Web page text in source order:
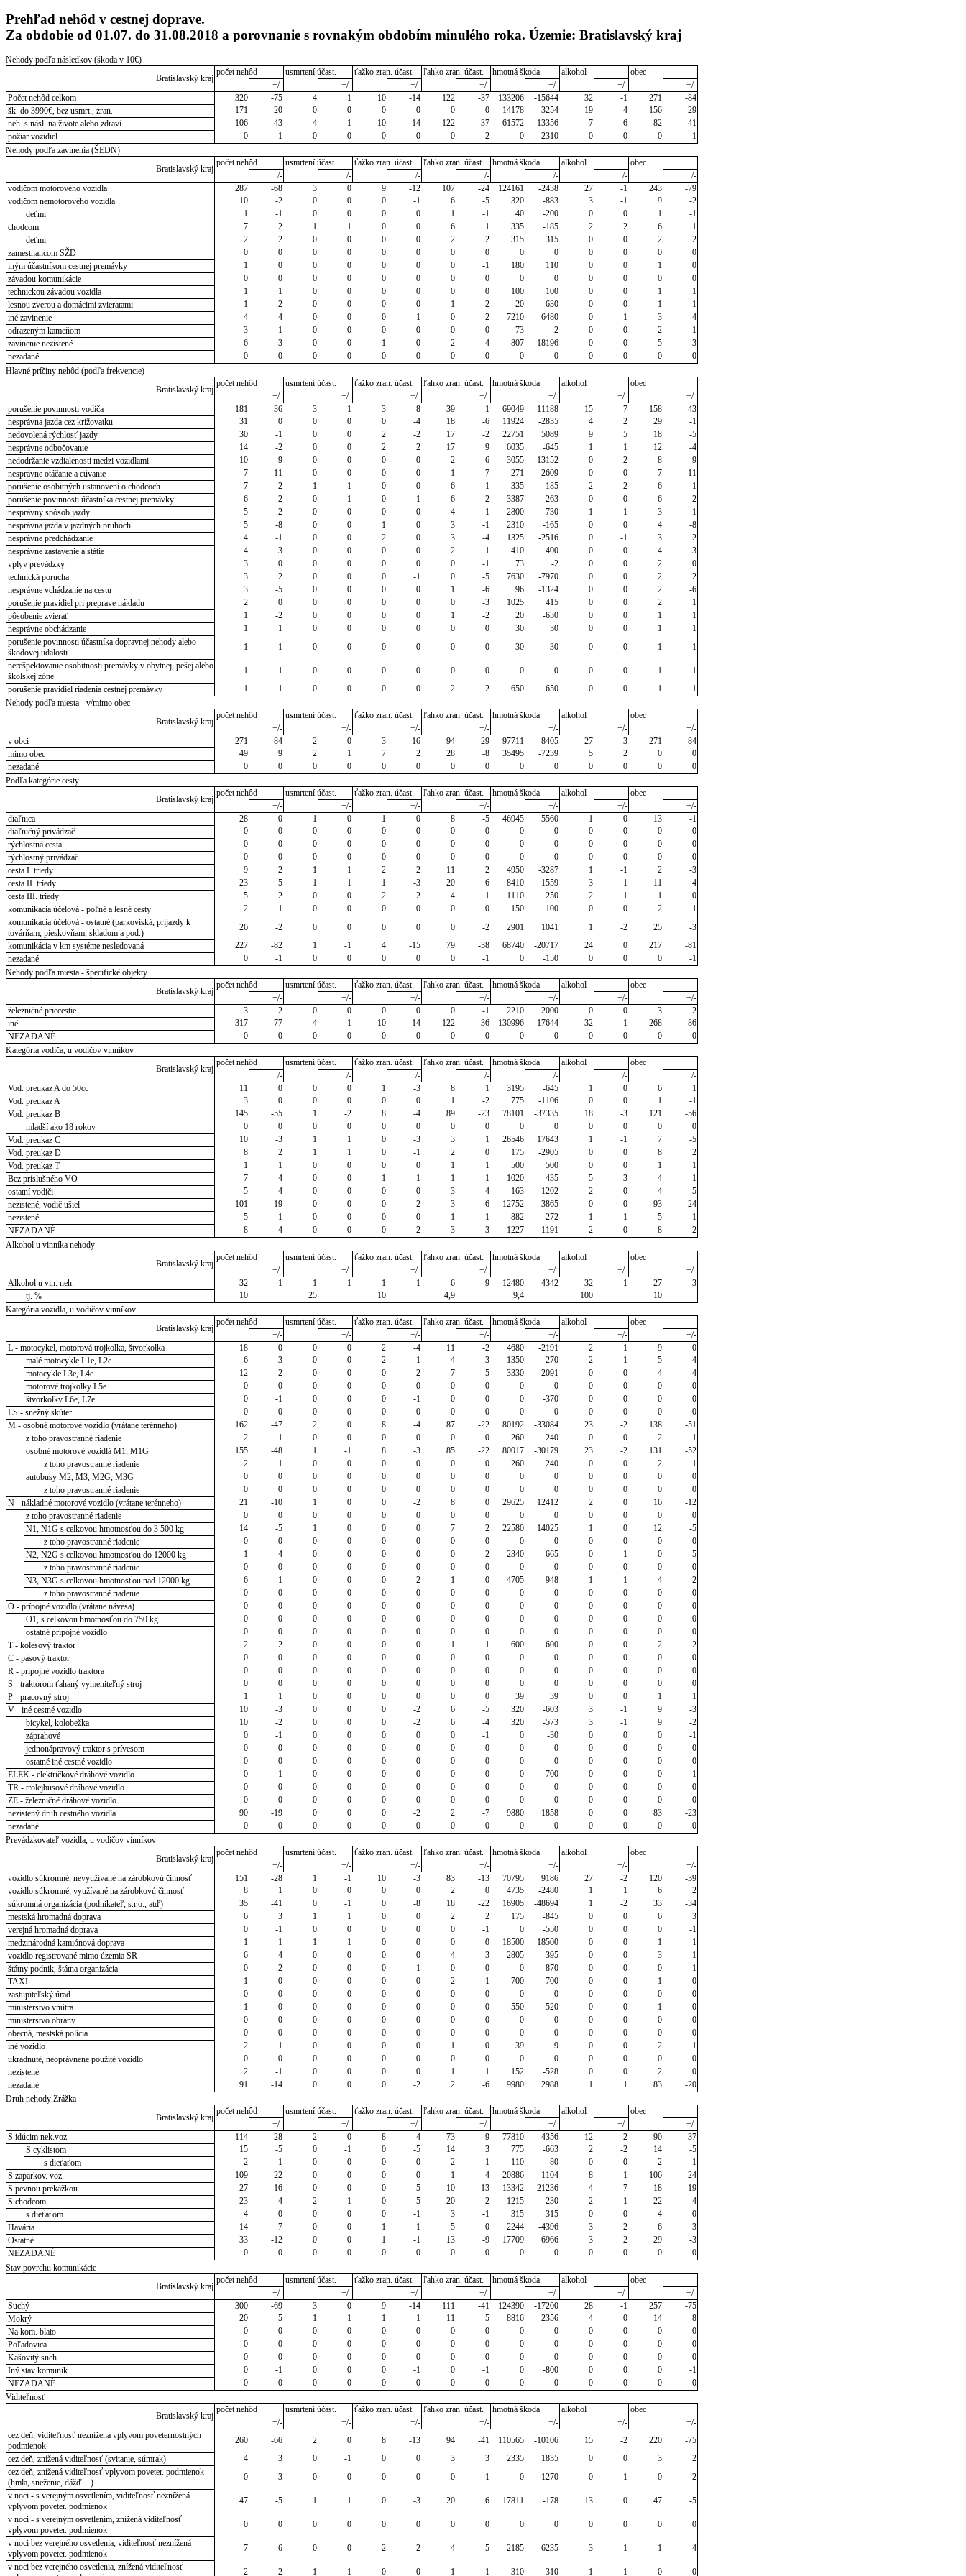
Prehľad nehôd v cestnej doprave.
Za obdobie od 01.07. do 31.08.2018 a porovnanie s rovnakým obdobím minulého roka. Územie: Bratislavský kraj
Nehody podľa následkov (škoda v 10€)
Bratislavský kraj
počet nehôd usmrtení účast. ťažko zran. účast. ľahko zran. účast. hmotná škoda alkohol
obec
+/-
+/- +/- +/- +/- +/-
+/-
Počet nehôd celkom
320 -75 4 1 10 -14 122 -37 133206 -15644 32 -1 271
-84
šk. do 3990€, bez usmrt., zran.
171 -20 0 0 0 0 0 0 14178 -3254 19 4 156
-29
neh. s násl. na živote alebo zdraví
106 -43 4 1 10 -14 122 -37 61572 -13356 7 -6 82
-41
požiar vozidiel
0 -1 0 0 0 0 0 -2 0 -2310 0 0 0
-1
Nehody podľa zavinenia (ŠEDN)
Bratislavský kraj
počet nehôd usmrtení účast. ťažko zran. účast. ľahko zran. účast. hmotná škoda alkohol
obec
+/-
+/- +/- +/- +/- +/-
+/-
vodičom motorového vozidla
287 -68 3 0 9 -12 107 -24 124161 -2438 27 -1 243
-79
vodičom nemotorového vozidla
10 -2 0 0 0 -1 6 -5 320 -883 3 -1 9
-2
deťmi
1 -1 0 0 0 0 1 -1 40 -200 0 0 1
-1
chodcom
7 2 1 1 0 0 6 1 335 -185 2 2 6
1
deťmi
2 2 0 0 0 0 2 2 315 315 0 0 2
2
zamestnancom SŽD
0 0 0 0 0 0 0 0 0 0 0 0 0
0
iným účastníkom cestnej premávky
1 0 0 0 0 0 0 -1 180 110 0 0 1
0
závadou komunikácie
0 0 0 0 0 0 0 0 0 0 0 0 0
0
technickou závadou vozidla
1 1 0 0 0 0 0 0 100 100 0 0 1
1
lesnou zverou a domácimi zvieratami
1 -2 0 0 0 0 1 -2 20 -630 0 0 1
1
iné zavinenie
4 -4 0 0 0 -1 0 -2 7210 6480 0 -1 3
-4
odrazeným kameňom
3 1 0 0 0 0 0 0 73 -2 0 0 2
1
zavinenie nezistené
6 -3 0 0 1 0 2 -4 807 -18196 0 0 5
-3
nezadané
0 0 0 0 0 0 0 0 0 0 0 0 0
0
Hlavné príčiny nehôd (podľa frekvencie)
Bratislavský kraj
počet nehôd usmrtení účast. ťažko zran. účast. ľahko zran. účast. hmotná škoda alkohol
obec
+/-
+/- +/- +/- +/- +/-
+/-
porušenie povinnosti vodiča
181 -36 3 1 3 -8 39 -1 69049 11188 15 -7 158
-43
nesprávna jazda cez križovatku
31 0 0 0 0 -4 18 -6 11924 -2835 4 2 29
-1
nedovolená rýchlosť jazdy
30 -1 0 0 2 -2 17 -2 22751 5089 9 5 18
-5
nesprávne odbočovanie
14 -2 0 0 2 2 17 9 6035 -645 1 1 12
-4
nedodržanie vzdialenosti medzi vozidlami
10 -9 0 0 0 0 2 -6 3055 -13152 0 -2 8
-9
nesprávne otáčanie a cúvanie
7 -11 0 0 0 0 1 -7 271 -2609 0 0 7
-11
porušenie osobitných ustanovení o chodcoch
7 2 1 1 0 0 6 1 335 -185 2 2 6
1
porušenie povinnosti účastníka cestnej premávky
6 -2 0 -1 0 -1 6 -2 3387 -263 0 0 6
-2
nesprávny spôsob jazdy
5 2 0 0 0 0 4 1 2800 730 1 1 3
1
nesprávna jazda v jazdných pruhoch
5 -8 0 0 1 0 3 -1 2310 -165 0 0 4
-8
nesprávne predchádzanie
4 -1 0 0 2 0 3 -4 1325 -2516 0 -1 3
2
nesprávne zastavenie a státie
4 3 0 0 0 0 2 1 410 400 0 0 4
3
vplyv prevádzky
3 0 0 0 0 0 0 -1 73 -2 0 0 2
0
technická porucha
3 2 0 0 0 -1 0 -5 7630 -7970 0 0 2
2
nesprávne vchádzanie na cestu
3 -5 0 0 0 0 1 -6 96 -1324 0 0 2
-6
porušenie pravidiel pri preprave nákladu
2 0 0 0 0 0 0 -3 1025 415 0 0 2
1
pôsobenie zvierať
1 -2 0 0 0 0 1 -2 20 -630 0 0 1
1
nesprávne obchádzanie
1 1 0 0 0 0 0 0 30 30 0 0 1
1
porušenie povinnosti účastníka dopravnej nehody alebo
škodovej udalosti
1 1 0 0 0 0 0 0 30 30 0 0 1
1
nerešpektovanie osobitnosti premávky v obytnej, pešej alebo
školskej zóne
1 1 0 0 0 0 0 0 0 0 0 0 1
1
porušenie pravidiel riadenia cestnej premávky
1 1 0 0 0 0 2 2 650 650 0 0 1
1
Nehody podľa miesta - v/mimo obec
Bratislavský kraj
počet nehôd usmrtení účast. ťažko zran. účast. ľahko zran. účast. hmotná škoda alkohol
obec
+/-
+/- +/- +/- +/- +/-
+/-
v obci
271 -84 2 0 3 -16 94 -29 97711 -8405 27 -3 271
-84
mimo obec
49 9 2 1 7 2 28 -8 35495 -7239 5 2 0
0
nezadané
0 0 0 0 0 0 0 0 0 0 0 0 0
0
Podľa kategórie cesty
Bratislavský kraj
počet nehôd usmrtení účast. ťažko zran. účast. ľahko zran. účast. hmotná škoda alkohol
obec
+/-
+/- +/- +/- +/- +/-
+/-
diaľnica
28 0 1 0 1 0 8 -5 46945 5560 1 0 13
-1
diaľničný privádzač
0 0 0 0 0 0 0 0 0 0 0 0 0
0
rýchlostná cesta
0 0 0 0 0 0 0 0 0 0 0 0 0
0
rýchlostný privádzač
0 0 0 0 0 0 0 0 0 0 0 0 0
0
cesta I. triedy
9 2 1 1 2 2 11 2 4950 -3287 1 -1 2
-3
cesta II. triedy
23 5 1 1 1 -3 20 6 8410 1559 3 1 11
4
cesta III. triedy
5 2 0 0 2 2 4 1 1110 250 2 1 1
0
komunikácia účelová - poľné a lesné cesty
2 1 0 0 0 0 0 0 150 100 0 0 2
1
komunikácia účelová - ostatné (parkoviská, príjazdy k
továrňam, pieskovňam, skladom a pod.)
26 -2 0 0 0 0 0 -2 2901 1041 1 -2 25
-3
komunikácia v km systéme nesledovaná
227 -82 1 -1 4 -15 79 -38 68740 -20717 24 0 217
-81
nezadané
0 -1 0 0 0 0 0 -1 0 -150 0 0 0
-1
Nehody podľa miesta - špecifické objekty
Bratislavský kraj
počet nehôd usmrtení účast. ťažko zran. účast. ľahko zran. účast. hmotná škoda alkohol
obec
+/-
+/- +/- +/- +/- +/-
+/-
železničné priecestie
3 2 0 0 0 0 0 -1 2210 2000 0 0 3
2
iné
317 -77 4 1 10 -14 122 -36 130996 -17644 32 -1 268
-86
NEZADANÉ
0 0 0 0 0 0 0 0 0 0 0 0 0
0
Kategória vodiča, u vodičov vinníkov
Bratislavský kraj
počet nehôd usmrtení účast. ťažko zran. účast. ľahko zran. účast. hmotná škoda alkohol
obec
+/-
+/- +/- +/- +/- +/-
+/-
Vod. preukaz A do 50cc
11 0 0 0 1 -3 8 1 3195 -645 1 0 6
1
Vod. preukaz A
3 0 0 0 0 0 1 -2 775 -1106 0 0 1
-1
Vod. preukaz B
145 -55 1 -2 8 -4 89 -23 78101 -37335 18 -3 121
-56
mladší ako 18 rokov
0 0 0 0 0 0 0 0 0 0 0 0 0
0
Vod. preukaz C
10 -3 1 1 0 -3 3 1 26546 17643 1 -1 7
-5
Vod. preukaz D
8 2 1 1 0 -1 2 0 175 -2905 0 0 8
2
Vod. preukaz T
1 1 0 0 0 0 1 1 500 500 0 0 1
1
Bez príslušného VO
7 4 0 0 1 1 1 -1 1020 435 5 3 4
1
ostatní vodiči
5 -4 0 0 0 0 3 -4 163 -1202 2 0 4
-5
nezistené, vodič ušiel
101 -19 0 0 0 -2 3 -6 12752 3865 0 0 93
-24
nezistené
5 1 0 0 0 0 1 1 882 272 1 -1 5
1
NEZADANÉ
8 -4 0 0 0 -2 3 -3 1227 -1191 2 0 8
-2
Alkohol u vinníka nehody
Bratislavský kraj
počet nehôd usmrtení účast. ťažko zran. účast. ľahko zran. účast. hmotná škoda alkohol
obec
+/-
+/- +/- +/- +/- +/-
+/-
Alkohol u vin. neh.
32 -1 1 1 1 1 6 -9 12480 4342 32 -1 27
-3
tj. %
10 25 10 4,9 9,4 100
10
Kategória vozidla, u vodičov vinníkov
Bratislavský kraj
počet nehôd usmrtení účast. ťažko zran. účast. ľahko zran. účast. hmotná škoda alkohol
obec
+/-
+/- +/- +/- +/- +/-
+/-
L - motocykel, motorová trojkolka, štvorkolka
18 0 0 0 2 -4 11 -2 4680 -2191 2 1 9
0
malé motocykle L1e, L2e
6 3 0 0 2 -1 4 3 1350 270 2 1 5
4
motocykle L3e, L4e
12 -2 0 0 0 -2 7 -5 3330 -2091 0 0 4
-4
motorové trojkolky L5e
0 0 0 0 0 0 0 0 0 0 0 0 0
0
štvorkolky L6e, L7e
0 -1 0 0 0 -1 0 0 0 -370 0 0 0
0
LS - snežný skúter
0 0 0 0 0 0 0 0 0 0 0 0 0
0
M - osobné motorové vozidlo (vrátane terénneho)
162 -47 2 0 8 -4 87 -22 80192 -33084 23 -2 138
-51
z toho pravostranné riadenie
2 1 0 0 0 0 0 0 260 240 0 0 2
1
osobné motorové vozidlá M1, M1G
155 -48 1 -1 8 -3 85 -22 80017 -30179 23 -2 131
-52
z toho pravostranné riadenie
2 1 0 0 0 0 0 0 260 240 0 0 2
1
autobusy M2, M3, M2G, M3G
0 0 0 0 0 0 0 0 0 0 0 0 0
0
z toho pravostranné riadenie
0 0 0 0 0 0 0 0 0 0 0 0 0
0
N - nákladné motorové vozidlo (vrátane terénneho)
21 -10 1 0 0 -2 8 0 29625 12412 2 0 16
-12
z toho pravostranné riadenie
0 0 0 0 0 0 0 0 0 0 0 0 0
0
N1, N1G s celkovou hmotnosťou do 3 500 kg
14 -5 1 0 0 0 7 2 22580 14025 1 0 12
-5
z toho pravostranné riadenie
0 0 0 0 0 0 0 0 0 0 0 0 0
0
N2, N2G s celkovou hmotnosťou do 12000 kg
1 -4 0 0 0 0 0 -2 2340 -665 0 -1 0
-5
z toho pravostranné riadenie
0 0 0 0 0 0 0 0 0 0 0 0 0
0
N3, N3G s celkovou hmotnosťou nad 12000 kg
6 -1 0 0 0 -2 1 0 4705 -948 1 1 4
-2
z toho pravostranné riadenie
0 0 0 0 0 0 0 0 0 0 0 0 0
0
O - prípojné vozidlo (vrátane návesa)
0 0 0 0 0 0 0 0 0 0 0 0 0
0
O1, s celkovou hmotnosťou do 750 kg
0 0 0 0 0 0 0 0 0 0 0 0 0
0
ostatné prípojné vozidlo
0 0 0 0 0 0 0 0 0 0 0 0 0
0
T - kolesový traktor
2 2 0 0 0 0 1 1 600 600 0 0 2
2
C - pásový traktor
0 0 0 0 0 0 0 0 0 0 0 0 0
0
R - prípojné vozidlo traktora
0 0 0 0 0 0 0 0 0 0 0 0 0
0
S - traktorom ťahaný vymeniteľný stroj
0 0 0 0 0 0 0 0 0 0 0 0 0
0
P - pracovný stroj
1 1 0 0 0 0 0 0 39 39 0 0 1
1
V - iné cestné vozidlo
10 -3 0 0 0 -2 6 -5 320 -603 3 -1 9
-3
bicykel, kolobežka
10 -2 0 0 0 -2 6 -4 320 -573 3 -1 9
-2
záprahové
0 -1 0 0 0 0 0 -1 0 -30 0 0 0
-1
jednonápravový traktor s prívesom
0 0 0 0 0 0 0 0 0 0 0 0 0
0
ostatné iné cestné vozidlo
0 0 0 0 0 0 0 0 0 0 0 0 0
0
ELEK - električkové dráhové vozidlo
0 -1 0 0 0 0 0 0 0 -700 0 0 0
-1
TR - trolejbusové dráhové vozidlo
0 0 0 0 0 0 0 0 0 0 0 0 0
0
ZE - železničné dráhové vozidlo
0 0 0 0 0 0 0 0 0 0 0 0 0
0
nezistený druh cestného vozidla
90 -19 0 0 0 -2 2 -7 9880 1858 0 0 83
-23
nezadané
0 0 0 0 0 0 0 0 0 0 0 0 0
0
Prevádzkovateľ vozidla, u vodičov vinníkov
Bratislavský kraj
počet nehôd usmrtení účast. ťažko zran. účast. ľahko zran. účast. hmotná škoda alkohol
obec
+/-
+/- +/- +/- +/- +/-
+/-
vozidlo súkromné, nevyužívané na zárobkovú činnosť
151 -28 1 -1 10 -3 83 -13 70795 9186 27 -2 120
-39
vozidlo súkromné, využívané na zárobkovú činnosť
8 1 0 0 0 0 2 0 4735 -2480 1 1 6
2
súkromná organizácia (podnikateľ, s.r.o., atď)
35 -41 0 -1 0 -8 18 -22 16905 -48694 1 -2 33
-34
mestská hromadná doprava
6 3 1 1 0 0 2 2 175 -845 0 0 6
3
verejná hromadná doprava
0 -1 0 0 0 0 0 -1 0 -550 0 0 0
-1
medzinárodná kamiónová doprava
1 1 1 1 0 0 0 0 18500 18500 0 0 1
1
vozidlo registrované mimo územia SR
6 4 0 0 0 0 4 3 2805 395 0 0 3
1
štátny podnik, štátna organizácia
0 -2 0 0 0 -1 0 0 0 -870 0 0 0
-1
TAXI
1 0 0 0 0 0 2 1 700 700 0 0 1
0
zastupiteľský úrad
0 0 0 0 0 0 0 0 0 0 0 0 0
0
ministerstvo vnútra
1 0 0 0 0 0 0 0 550 520 0 0 1
0
ministerstvo obrany
0 0 0 0 0 0 0 0 0 0 0 0 0
0
obecná, mestská polícia
0 0 0 0 0 0 0 0 0 0 0 0 0
0
iné vozidlo
2 1 0 0 0 0 1 0 39 9 0 0 2
1
ukradnuté, neoprávnene použité vozidlo
0 0 0 0 0 0 0 0 0 0 0 0 0
0
nezistené
2 -1 0 0 0 0 1 1 152 -528 0 0 2
0
nezadané
91 -14 0 0 0 -2 2 -6 9980 2988 1 1 83
-20
Druh nehody Zrážka
Bratislavský kraj
počet nehôd usmrtení účast. ťažko zran. účast. ľahko zran. účast. hmotná škoda alkohol
obec
+/-
+/- +/- +/- +/- +/-
+/-
S idúcim nek.voz.
114 -28 2 0 8 -4 73 -9 77810 4356 12 2 90
-37
S cyklistom
15 -5 0 -1 0 -5 14 3 775 -663 2 -2 14
-5
s dieťaťom
2 1 0 0 0 0 2 1 110 80 0 0 2
1
S zaparkov. voz.
109 -22 0 0 0 0 1 -4 20886 -1104 8 -1 106
-24
S pevnou prekážkou
27 -16 0 0 0 -5 10 -13 13342 -21236 4 -7 18
-19
S chodcom
23 -4 2 1 0 -5 20 -2 1215 -230 2 1 22
-4
s dieťaťom
4 0 0 0 0 -1 3 -1 315 315 0 0 4
0
Havária
14 7 0 0 1 1 5 0 2244 -4396 3 2 6
3
Ostatné
33 -12 0 0 1 -1 13 -9 17709 6966 3 2 29
-3
NEZADANÉ
0 0 0 0 0 0 0 0 0 0 0 0 0
0
Stav povrchu komunikácie
Bratislavský kraj
počet nehôd usmrtení účast. ťažko zran. účast. ľahko zran. účast. hmotná škoda alkohol
obec
+/-
+/- +/- +/- +/- +/-
+/-
Suchý
300 -69 3 0 9 -14 111 -41 124390 -17200 28 -1 257
-75
Mokrý
20 -5 1 1 1 1 11 5 8816 2356 4 0 14
-8
Na kom. blato
0 0 0 0 0 0 0 0 0 0 0 0 0
0
Poľadovica
0 0 0 0 0 0 0 0 0 0 0 0 0
0
Kašovitý sneh
0 0 0 0 0 0 0 0 0 0 0 0 0
0
Iný stav komunik.
0 -1 0 0 0 -1 0 -1 0 -800 0 0 0
-1
NEZADANÉ
0 0 0 0 0 0 0 0 0 0 0 0 0
0
Viditeľnosť
Bratislavský kraj
počet nehôd usmrtení účast. ťažko zran. účast. ľahko zran. účast. hmotná škoda alkohol
obec
+/-
+/- +/- +/- +/- +/-
+/-
cez deň, viditeľnosť neznížená vplyvom poveternostných
podmienok
260 -66 2 0 8 -13 94 -41 110565 -10106 15 -2 220
-75
cez deň, znížená viditeľnosť (svitanie, súmrak)
4 3 0 -1 0 0 3 3 2335 1835 0 0 3
2
cez deň, znížená viditeľnosť vplyvom poveter. podmienok
(hmla, sneženie, dážď ...)
0 -3 0 0 0 0 0 -1 0 -1270 0 -1 0
-2
v noci - s verejným osvetlením, viditeľnosť neznížená
vplyvom poveter. podmienok
47 -5 1 1 0 -3 20 6 17811 -178 13 0 47
-5
v noci - s verejným osvetlením, znížená viditeľnosť
vplyvom poveter. podmienok
0 0 0 0 0 0 0 0 0 0 0 0 0
0
v noci bez verejného osvetlenia, viditeľnosť neznížená
vplyvom poveter. podmienok
7 -6 0 0 2 2 4 -5 2185 -6235 3 1 1
-4
v noci bez verejného osvetlenia, znížená viditeľnosť
2 2 1 1 0 0 1 1 310 310 1 1 0 0